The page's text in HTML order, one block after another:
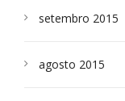
setembro 2015
agosto 2015